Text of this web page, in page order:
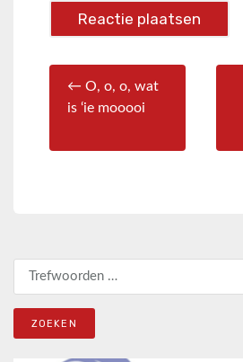
← O, o, o, wat
is ‘ie mooooi
Zoeken naar: